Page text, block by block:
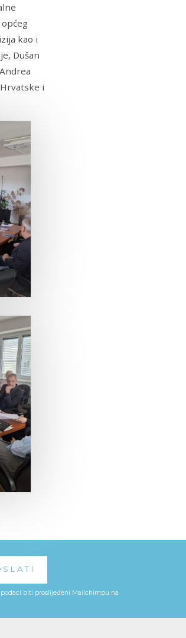
kao i
Dušan
i
biti proslijeđeni Mailchimpu na